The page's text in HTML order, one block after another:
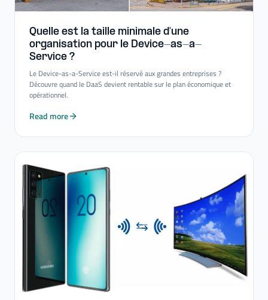
Quelle est la taille minimale d'une
organisation pour le Device-​as-​a-​
Service ?
Le Device-as-a-Service est-il réservé aux grandes entreprises ?
Découvre quand le DaaS devient rentable sur le plan économique et
opérationnel.
Read more